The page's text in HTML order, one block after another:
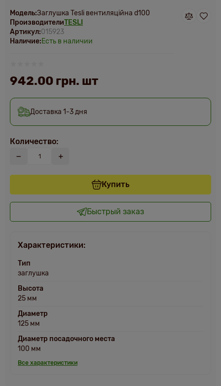
Модель:Заглушка Tesli вентиляційна d100
ПроизводителиTESLI
Артикул:015923
Наличие:Есть в наличии
Доставка 1-3 дня
942.00 грн. шт
Количество:
Купить
Быстрый заказ
Характеристики:
Тип
заглушка
Высота
25 мм
Диаметр
125 мм
Диаметр посадочного места
100 мм
Все характеристики